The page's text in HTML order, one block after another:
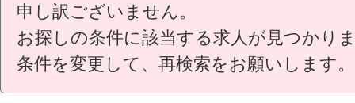
申し訳ございません。
お探しの条件に該当する求人が見つかり
条件を変更して、再検索をお願いします。